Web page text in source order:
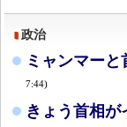
政治
ミャンマー
7:44)
きょう首相が